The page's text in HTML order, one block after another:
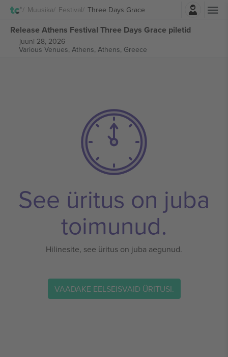
Muusika Festival Three Days Grace
Logi sisse
Release Athens Festival Three Days Grace piletid
juuni 28, 2026
Various Venues, Athens, Athens, Greece
See üritus on juba
toimunud.
Hilinesite, see üritus on juba aegunud.
VAADAKE EELSEISVAID ÜRITUSI.